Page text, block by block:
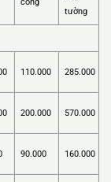
tường
công
110.000 285.000
200.000 570.000
90.000 160.000